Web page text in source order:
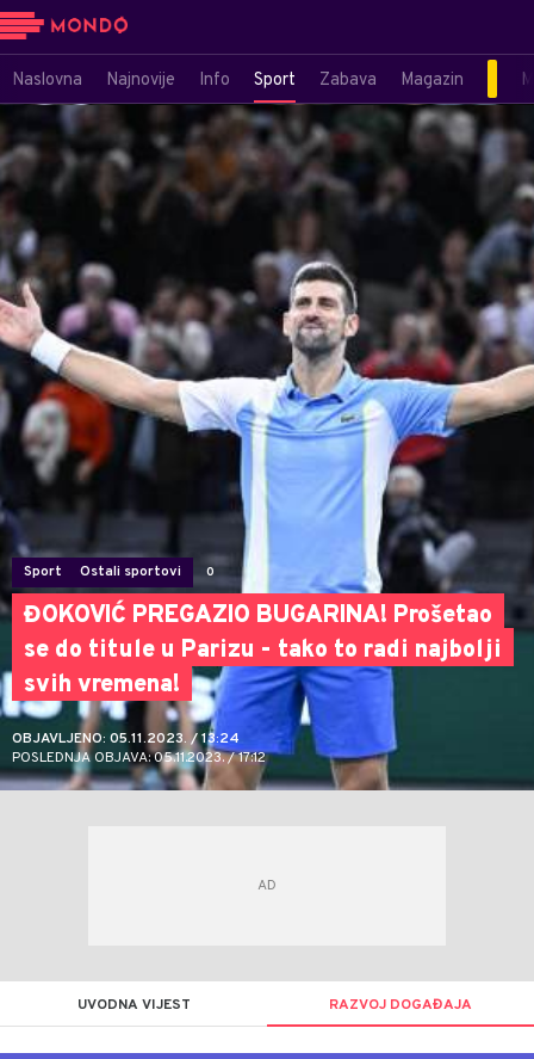
Naslovna Najnovije Info Sport Zabava Magazin
Sport Ostali sportovi 0
ĐOKOVIĆ PREGAZIO BUGARINA! Prošetao
se do titule u Parizu - tako to radi najbolji
svih vremena!
OBJAVLJENO: 05.11.2023. / 13:24
POSLEDNJA OBJAVA: 05.11.2023. / 17:12
UVODNA VIJEST RAZVOJ DOGAĐAJA